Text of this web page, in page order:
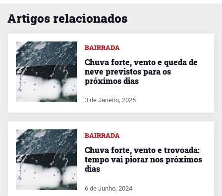
Artigos relacionados
BAIRRADA
Chuva forte, vento e queda de
neve previstos para os
próximos dias
3 de Janeiro, 2025
BAIRRADA
Chuva forte, vento e trovoada:
tempo vai piorar nos próximos
dias
6 de Junho, 2024